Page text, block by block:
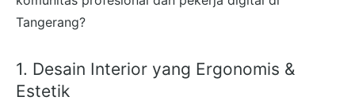
Tangerang?
1. Desain Interior yang Ergonomis &
Estetik